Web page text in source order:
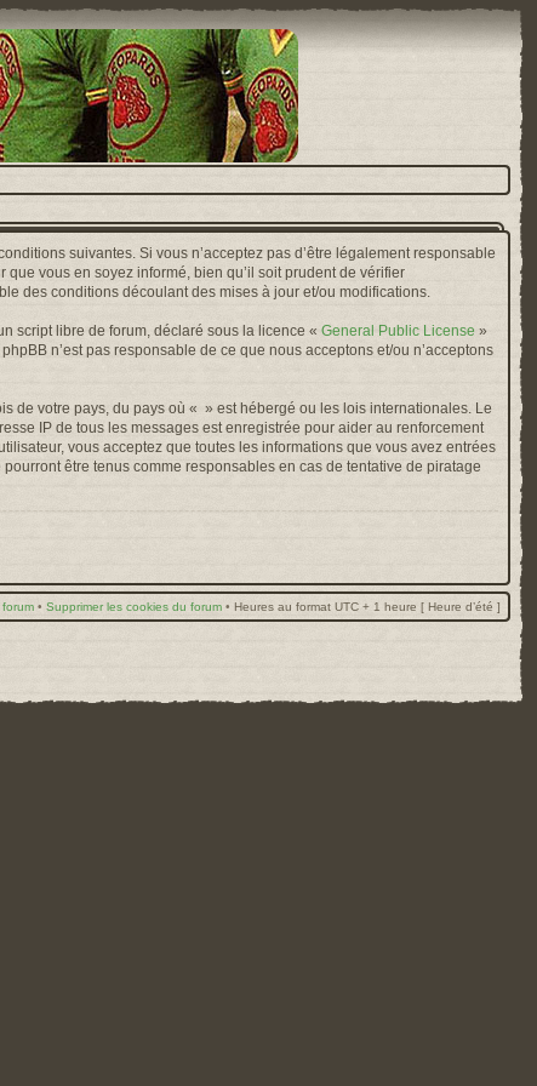
suivantes. Si vous n’acceptez pas d’être légalement responsable
vous en soyez informé, bien qu’il soit prudent de vérifier
des conditions découlant des mises à jour et/ou modifications.
script libre de forum, déclaré sous la licence « General Public License »
n’est pas responsable de ce que nous acceptons et/ou n’acceptons
de votre pays, du pays où « » est hébergé ou les lois internationales. Le
IP de tous les messages est enregistrée pour aider au renforcement
vous acceptez que toutes les informations que vous avez entrées
être tenus comme responsables en cas de tentative de piratage
forum • Supprimer les cookies du forum • Heures au format UTC + 1 heure [ Heure d’été ]